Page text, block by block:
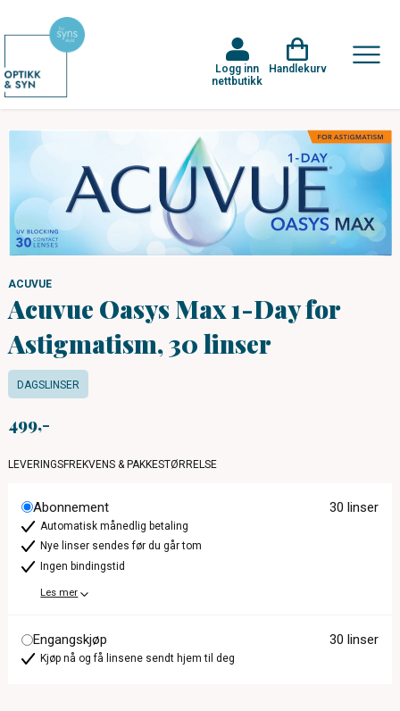
Logg inn
nettbutikk
Handlekurv
ACUVUE
Acuvue Oasys Max 1-Day for
Astigmatism, 30 linser
DAGSLINSER
499
LEVERINGSFREKVENS & PAKKESTØRRELSE
Abonnement 30 linser
Automatisk månedlig betaling
Nye linser sendes før du går tom
Ingen bindingstid
Les mer
Engangskjøp 30 linser
Kjøp nå og få linsene sendt hjem til deg